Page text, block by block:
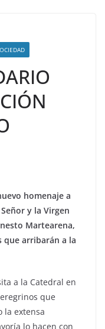
homenaje a
y la Virgen
Martearena,
que arribarán a la
a la Catedral en
que
la extensa
lo hacen con